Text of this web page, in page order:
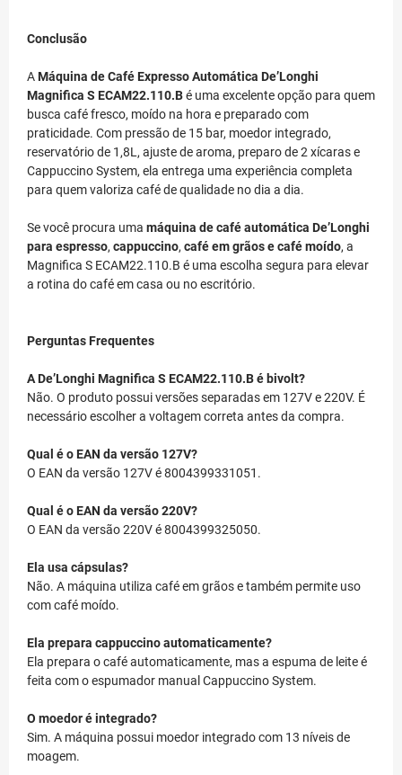
Conclusão
AMáquina de Café Expresso Automática De’Longhi
Magnifica S ECAM22.110.Bé uma excelente opção para quem
busca café fresco, moído na hora e preparado com
praticidade. Com pressão de 15 bar, moedor integrado,
reservatório de 1,8L, ajuste de aroma, preparo de 2 xícaras e
Cappuccino System, ela entrega uma experiência completa
para quem valoriza café de qualidade no dia a dia.
Se você procura uma máquina de café automática De’Longhi
para espresso, cappuccino, café em grãos e café moído, a
Magnifica S ECAM22.110.B é uma escolha segura para elevar
a rotina do café em casa ou no escritório.
Perguntas Frequentes
A De’Longhi Magnifica S ECAM22.110.B é bivolt?
Não. O produto possui versões separadas em 127V e 220V. É
necessário escolher a voltagem correta antes da compra.
Qual é o EAN da versão 127V?
O EAN da versão 127V é 8004399331051.
Qual é o EAN da versão 220V?
O EAN da versão 220V é 8004399325050.
Ela usa cápsulas?
Não. A máquina utiliza café em grãos e também permite uso
com café moído.
Ela prepara cappuccino automaticamente?
Ela prepara o café automaticamente, mas a espuma de leite é
feita com o espumador manual Cappuccino System.
O moedor é integrado?
Sim. A máquina possui moedor integrado com 13 níveis de
moagem.